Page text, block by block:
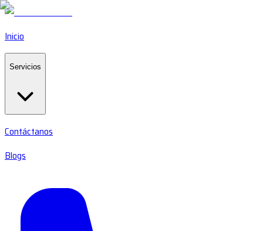
Inicio
Servicios
Contáctanos
Blogs